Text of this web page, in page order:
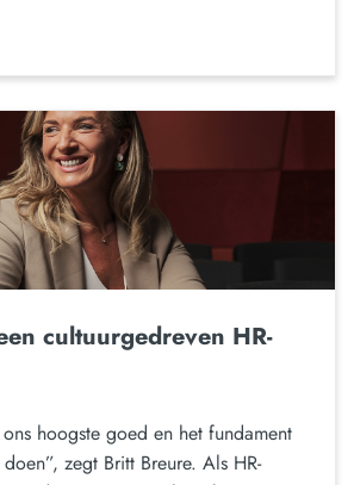
cultuurgedreven HR-
hoogste goed en het fundament
zegt Britt Breure. Als HR-